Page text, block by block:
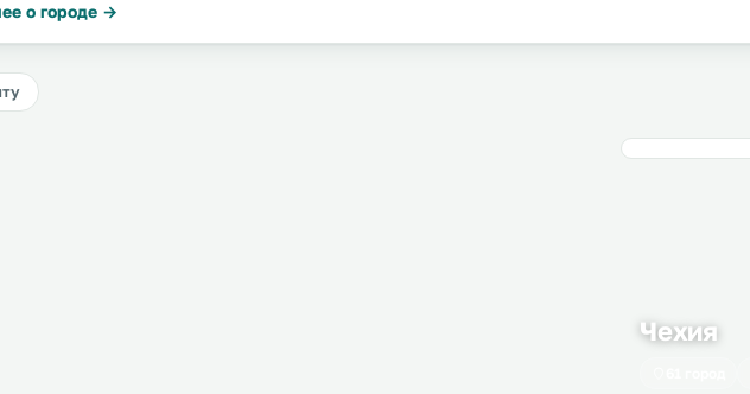
о городе →
Чехия